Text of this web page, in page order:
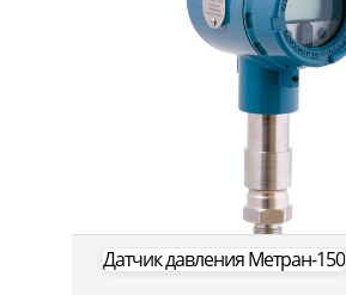
Датчик давления Метран-150